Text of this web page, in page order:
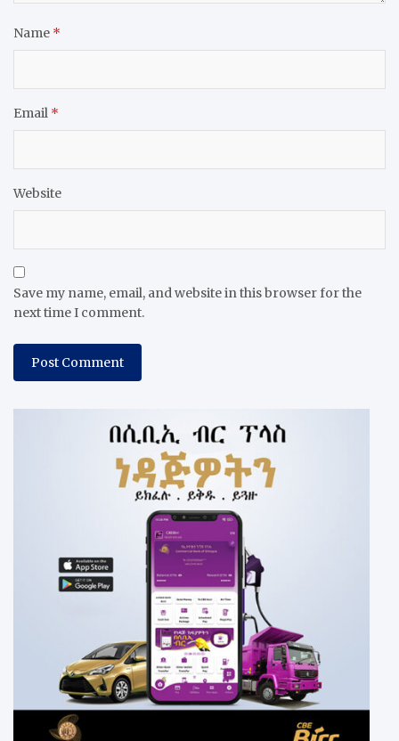
Name *
Email *
Website
Save my name, email, and website in this browser for the
next time I comment.